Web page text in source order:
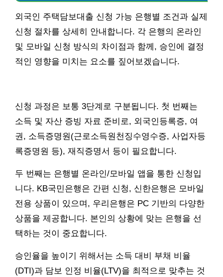
외국인 주택담보대출 신청 가능 은행별 조건과 실제
신청 절차를 상세히 안내합니다. 각 은행의 온라인
및 모바일 신청 방식의 차이점과 함께, 승인에 결정
적인 영향을 미치는 요소를 짚어보겠습니다.
신청 과정은 보통 3단계로 구분됩니다. 첫 번째는
소득 및 자산 증빙 자료 준비로, 외국인등록증, 여
권, 소득증명원(근로소득원천징수영수증, 사업자등
록증명원 등), 재직증명서 등이 필요합니다.
두 번째는 은행별 온라인/모바일 앱을 통한 신청입
니다. KB국민은행은 간편 신청, 신한은행은 모바일
전용 상품이 있으며, 우리은행은 PC 기반의 다양한
상품을 제공합니다. 본인의 상황에 맞는 은행을 선
택하는 것이 중요합니다.
승인율을 높이기 위해서는 소득 대비 부채 비율
(DTI)과 담보 인정 비율(LTV)을 최적으로 맞추는 것